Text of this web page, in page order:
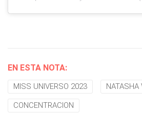
EN ESTA NOTA:
MISS UNIVERSO 2023 NATASHA
CONCENTRACION